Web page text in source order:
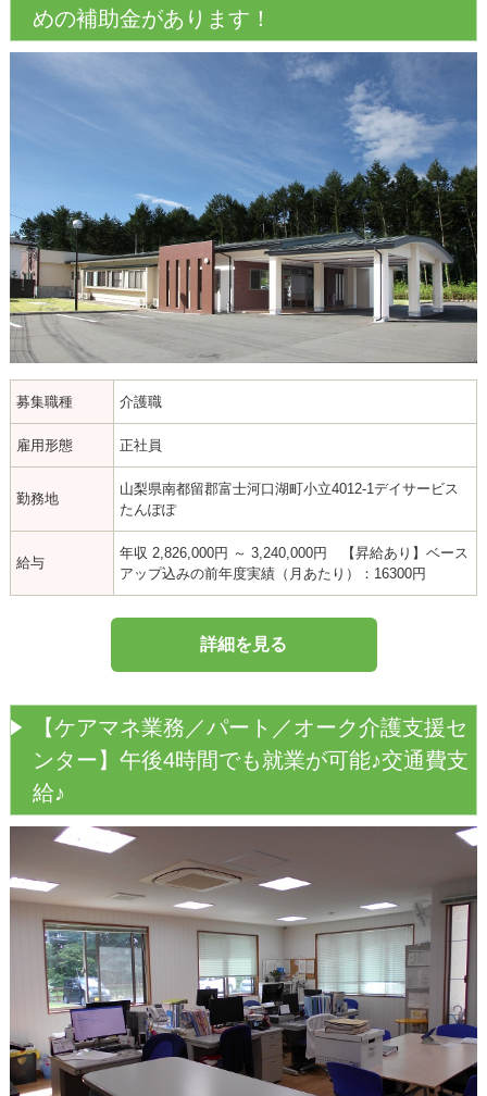
めの補助金があります！
募集職種 介護職
雇用形態 正社員
勤務地
山梨県南都留郡富士河口湖町小立4012-1デイサービス
たんぽぽ
給与
年収 2,826,000円 ～ 3,240,000円 【昇給あり】ベース
アップ込みの前年度実績（月あたり）：16300円
詳細を見る
【ケアマネ業務／パート／オーク介護支援セ
ンター】午後4時間でも就業が可能♪交通費支
給♪